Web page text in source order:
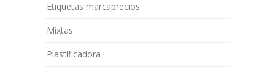
Etiquetas marcaprecios
Mixtas
Plastificadora